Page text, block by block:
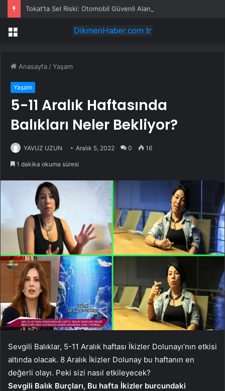
Tokat’ta Sel Riski: Otomobil Güvenli Alana Çekildi
Menü
Anasayfa /Yaşam
Yaşam
5-11 Aralık Haftasında
Balıkları Neler Bekliyor?
YAVUZ UZUN Aralık 5, 2022 0 16
1 dakika okuma süresi
Sevgili Balıklar, 5-11 Aralık haftası İkizler Dolunayı’nın etkisi
altında olacak. 8 Aralık İkizler Dolunay bu haftanın en
değerli olayı. Peki sizi nasıl etkileyecek?
Sevgili Balık Burçları, Bu hafta İkizler burcundaki